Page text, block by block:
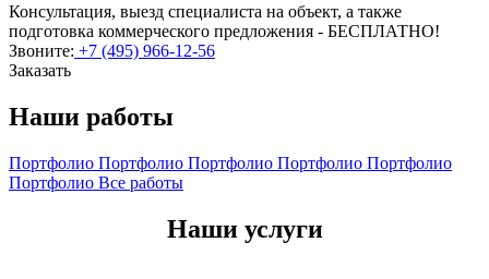
Консультация, выезд специалиста на объект, а также
подготовка коммерческого предложения - БЕСПЛАТНО!
Звоните: +7 (495) 966-12-56
Заказать
Наши работы
Портфолио Портфолио Портфолио Портфолио Портфолио
Портфолио Все работы
Наши услуги